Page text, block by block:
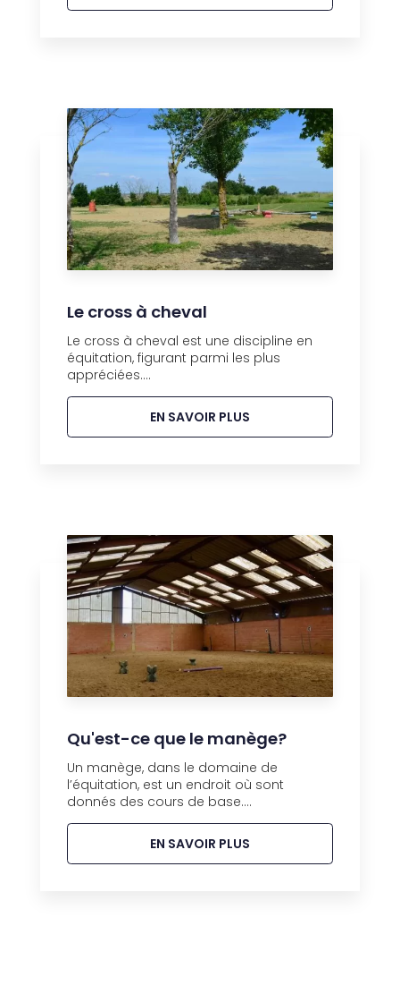
Le cross à cheval
Le cross à cheval est une discipline en
équitation, figurant parmi les plus
appréciées....
EN SAVOIR PLUS
Qu'est-ce que le manège?
Un manège, dans le domaine de
l’équitation, est un endroit où sont
donnés des cours de base....
EN SAVOIR PLUS